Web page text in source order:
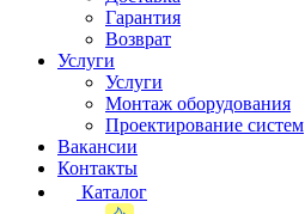
Гарантия
Возврат
Услуги
Услуги
Монтаж оборудования
Проектирование систем
Вакансии
Контакты
Каталог